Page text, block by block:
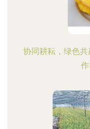
协同耕耘，绿色